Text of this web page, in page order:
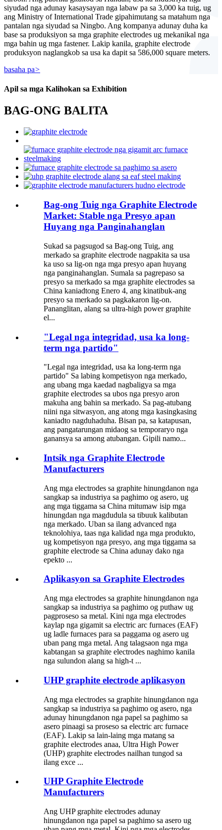
siyudad nga adunay kasaysayan nga labaw pa sa 3,000 ka tuig, ug
ang Ministry of International Trade gipahimutang sa matahum nga
pantalan nga siyudad sa Ningbo. Ang kompanya adunay duha ka
base sa produksiyon sa mga graphite electrodes ug mekanikal nga
mga bahin ug mga fastener. Lakip kanila, graphite electrode
produksyon naglangkob sa usa ka dapit sa 586,000 square meters.
basaha pa>
Apil sa mga Kalihokan sa Exhibition
BAG-ONG BALITA
Bag-ong Tuig nga Graphite Electrode
Market: Stable nga Presyo apan
Huyang nga Panginahanglan
Sukad sa pagsugod sa Bag-ong Tuig, ang
merkado sa graphite electrode nagpakita sa usa
ka uso sa lig-on nga mga presyo apan huyang
nga panginahanglan. Sumala sa pagrepaso sa
presyo sa merkado sa mga graphite electrodes sa
China kaniadtong Enero 4, ang kinatibuk-ang
presyo sa merkado sa pagkakaron lig-on.
Pananglitan, alang sa ultra-high power graphite
el...
"Legal nga integridad, usa ka long-
term nga partido"
"Legal nga integridad, usa ka long-term nga
partido" Sa labing kompetisyon nga merkado,
ang ubang mga kaedad nagbaligya sa mga
graphite electrodes sa ubos nga presyo aron
makuha ang bahin sa merkado. Sa pag-atubang
niini nga sitwasyon, ang atong mga kasingkasing
kaniadto nagduhaduha. Bisan pa, sa katapusan,
ang pangatarungan midaog sa temporaryo nga
ganansya sa among atubangan. Gipili namo...
Intsik nga Graphite Electrode
Manufacturers
Ang mga electrodes sa graphite hinungdanon nga
sangkap sa industriya sa paghimo og asero, ug
ang mga tiggama sa China mitumaw isip mga
hinungdan nga magdudula sa tibuuk kalibutan
nga merkado. Uban sa ilang advanced nga
teknolohiya, taas nga kalidad nga mga produkto,
ug kompetisyon nga presyo, ang mga tiggama sa
graphite electrode sa China adunay dako nga
epekto ...
Aplikasyon sa Graphite Electrodes
Ang mga electrodes sa graphite hinungdanon nga
sangkap sa industriya sa paghimo og puthaw ug
pagproseso sa metal. Kini nga mga electrodes
kaylap nga gigamit sa electric arc furnaces (EAF)
ug ladle furnaces para sa paggama og asero ug
uban pang mga metal. Ang talagsaon nga mga
kabtangan sa graphite electrodes naghimo kanila
nga sulundon alang sa high-t ...
UHP graphite electrode aplikasyon
Ang mga electrodes sa graphite hinungdanon nga
sangkap sa industriya sa paghimo og asero, nga
adunay hinungdanon nga papel sa paghimo sa
asero pinaagi sa proseso sa electric arc furnace
(EAF). Lakip sa lain-laing mga matang sa
graphite electrodes anaa, Ultra High Power
(UHP) graphite electrodes nailhan tungod sa
ilang exce ...
UHP Graphite Electrode
Manufacturers
Ang UHP graphite electrodes adunay
hinungdanon nga papel sa paghimo sa asero ug